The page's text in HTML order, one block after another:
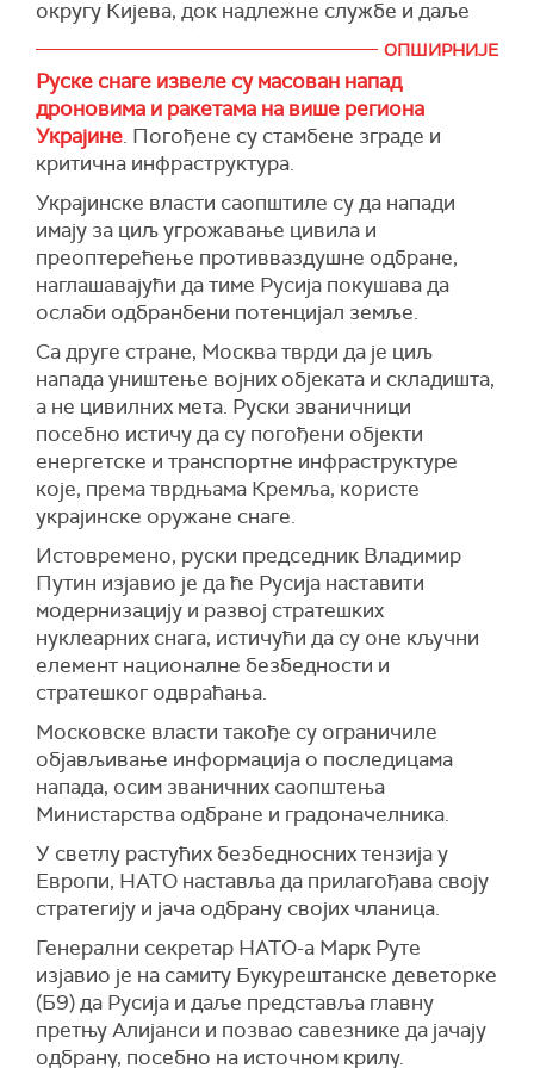
округу Кијева, док надлежне службе и даље
(Укринформ, Украјинска правда)
ОПШИРНИЈЕ
Руске снаге извеле су масован напад
дроновима и ракетама на више региона
Украјине. Погођене су стамбене зграде и
критична инфраструктура.
Украјинске власти саопштиле су да напади
имају за циљ угрожавање цивила и
преоптерећење противваздушне одбране,
наглашавајући да тиме Русија покушава да
ослаби одбранбени потенцијал земље.
Са друге стране, Москва тврди да је циљ
напада уништење војних објеката и складишта,
а не цивилних мета. Руски званичници
посебно истичу да су погођени објекти
енергетске и транспортне инфраструктуре
које, према тврдњама Кремља, користе
украјинске оружане снаге.
Истовремено, руски председник Владимир
Путин изјавио је да ће Русија наставити
модернизацију и развој стратешких
нуклеарних снага, истичући да су оне кључни
елемент националне безбедности и
стратешког одвраћања.
Московске власти такође су ограничиле
објављивање информација о последицама
напада, осим званичних саопштења
Министарства одбране и градоначелника.
У светлу растућих безбедносних тензија у
Европи, НАТО наставља да прилагођава своју
стратегију и јача одбрану својих чланица.
Генерални секретар НАТО-а Марк Руте
изјавио је на самиту Букурештанске деветорке
(Б9) да Русија и даље представља главну
претњу Алијанси и позвао савезнике да јачају
одбрану, посебно на источном крилу.